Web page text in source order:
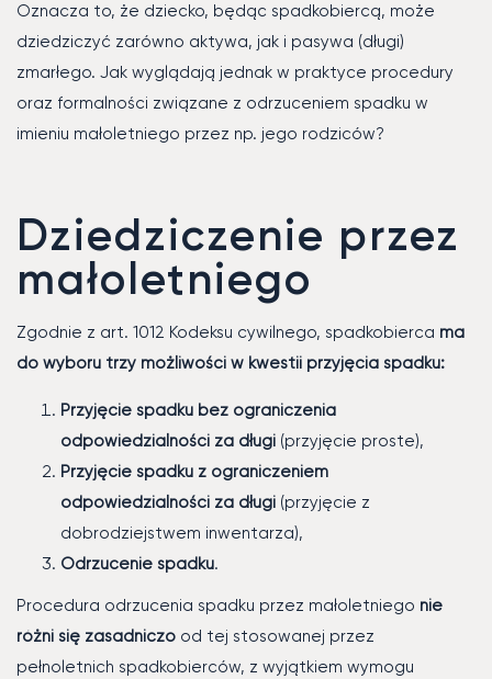
Oznacza to, że dziecko, będąc spadkobiercą, może
dziedziczyć zarówno aktywa, jak i pasywa (długi)
zmarłego. Jak wyglądają jednak w praktyce procedury
oraz formalności związane z odrzuceniem spadku w
imieniu małoletniego przez np. jego rodziców?
Dziedziczenie przez
małoletniego
Zgodnie z art. 1012 Kodeksu cywilnego, spadkobierca ma
do wyboru trzy możliwości w kwestii przyjęcia spadku:
Przyjęcie spadku bez ograniczenia
odpowiedzialności za długi (przyjęcie proste),
Przyjęcie spadku z ograniczeniem
odpowiedzialności za długi (przyjęcie z
dobrodziejstwem inwentarza),
Odrzucenie spadku.
Procedura odrzucenia spadku przez małoletniego nie
różni się zasadniczo od tej stosowanej przez
pełnoletnich spadkobierców, z wyjątkiem wymogu